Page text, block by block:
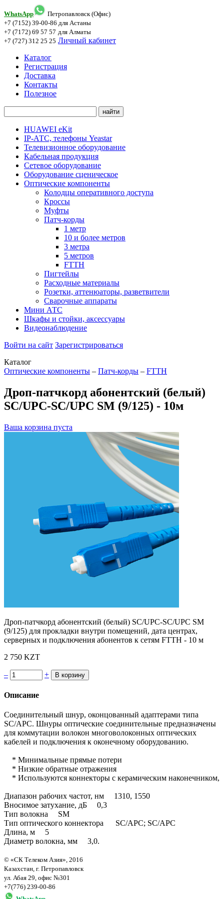
WhatsApp
Петропавловск (Офис)
+7 (7152) 39-00-86 для Астаны
+7 (7172) 69 57 57 для Алматы
+7 (727) 312 25 25 Личный кабинет
Каталог
Регистрация
Доставка
Контакты
Полезное
HUAWEI eKit
IP-АТС, телефоны Yeastar
Телевизионное оборудование
Кабельная продукция
Сетевое оборудование
Оборудование сценическое
Оптические компоненты
Колодцы оперативного доступа
Кроссы
Муфты
Патч-корды
1 метр
10 и более метров
3 метра
5 метров
FTTH
Пигтейлы
Расходные материалы
Розетки, аттенюаторы, разветвители
Сварочные аппараты
Мини АТС
Шкафы и стойки, аксессуары
Видеонаблюдение
Войти на сайт Зарегистрироваться
Каталог
Оптические компоненты – Патч-корды – FTTH
Дроп-патчкорд абонентский (белый)
SC/UPC-SC/UPC SM (9/125) - 10м
Ваша корзина пуста
Дроп-патчкорд абонентский (белый) SC/UPC-SC/UPC SM
(9/125) для прокладки внутри помещений, дата центрах,
серверных и подключения абонентов к сетям FTTH - 10 м
2 750 KZT
– +
Описание
Соединительный шнур, оконцованный адаптерами типа
SC/APC. Шнуры оптические соединительные предназначены
для коммутации волокон многоволоконных оптических
кабелей и подключения к оконечному оборудованию.
* Минимальные прямые потери
* Низкие обратные отражения
* Используются коннекторы с керамическим наконечником,
Диапазон рабочих частот, нм 1310, 1550
Вносимое затухание, дБ 0,3
Тип волокна SM
Тип оптического коннектора SC/APC; SC/APС
Длина, м 5
Диаметр волокна, мм 3,0.
© «СК Телеком Азия», 2016
Казахстан, г. Петропавловск
ул. Абая 29, офис №301
+7(776) 239-00-86